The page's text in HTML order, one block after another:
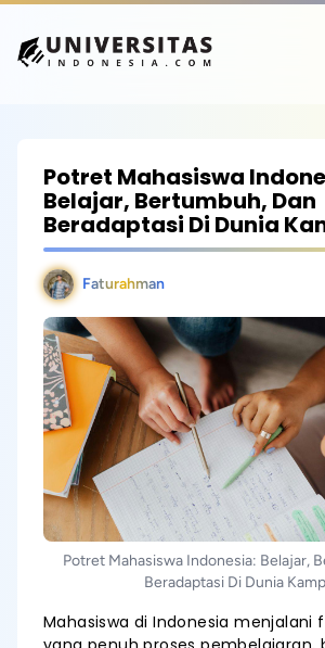
Potret Mahasiswa
Belajar, Bertumbuh, Dan
Beradaptasi Di Dunia
Faturahman
Potret Mahasiswa Indonesia: Belajar,
Beradaptasi Di Dunia
Mahasiswa di Indonesia menjalani